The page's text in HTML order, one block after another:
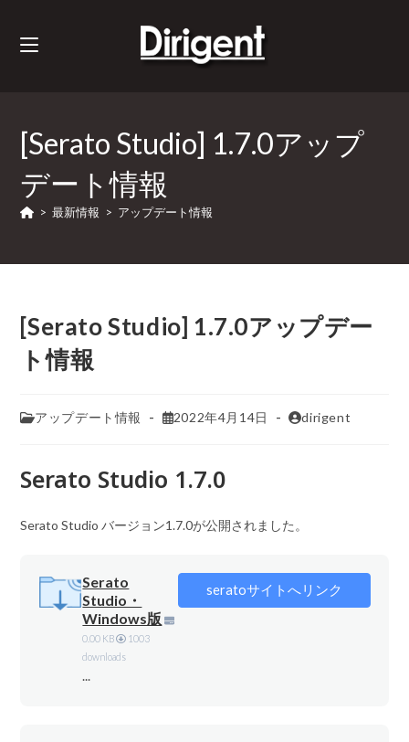
[Serato Studio] 1.7.0アップ
デート情報
> 最新情報 > アップデート情報
[Serato Studio] 1.7.0アップデー
ト情報
アップデート情報 2022年4月14日 dirigent
Serato Studio 1.7.0
Serato Studio バージョン1.7.0が公開されました。
Serato
Studio・
Windows版
0.00 KB
1003
downloads
...
seratoサイトへリンク